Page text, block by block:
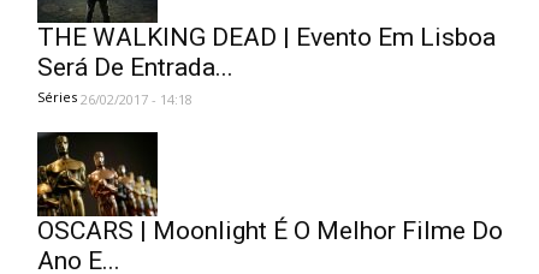
THE WALKING DEAD | Evento Em Lisboa
Será De Entrada...
Séries 26/02/2017 - 14:18
OSCARS | Moonlight É O Melhor Filme Do
Ano E...